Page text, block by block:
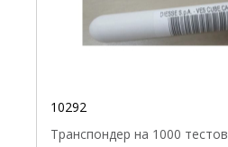
10292
Транспондер на 1000 тестов